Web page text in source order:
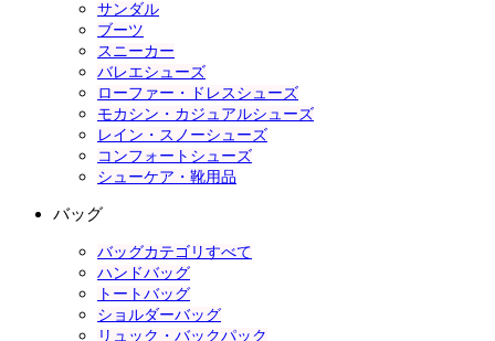
サンダル
ブーツ
スニーカー
バレエシューズ
ローファー・ドレスシューズ
モカシン・カジュアルシューズ
レイン・スノーシューズ
コンフォートシューズ
シューケア・靴用品
バッグ
バッグカテゴリすべて
ハンドバッグ
トートバッグ
ショルダーバッグ
リュック・バックパック